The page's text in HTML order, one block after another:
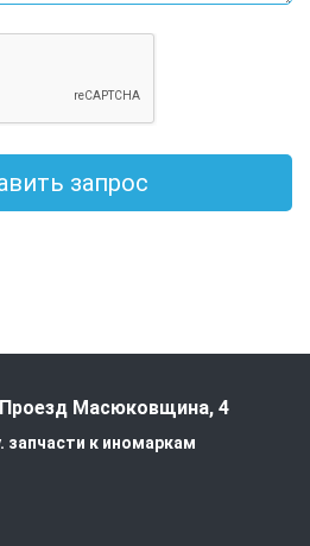
запрос
Масюковщина, 4
запчасти к иномаркам